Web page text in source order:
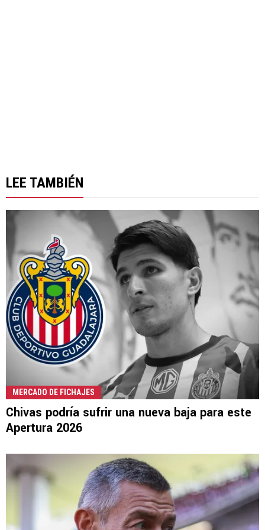
LEE TAMBIÉN
MERCADO DE FICHAJES
Chivas podría sufrir una nueva baja para este
Apertura 2026